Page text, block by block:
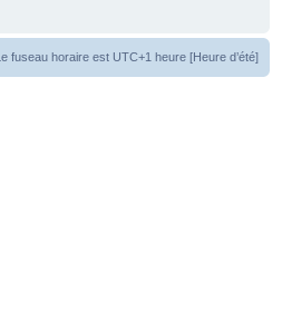
fuseau horaire est UTC+1 heure [Heure d’été]